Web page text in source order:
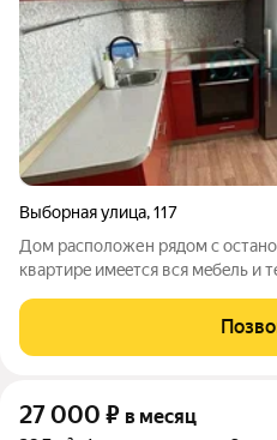
Выборная улица,117
Дом раcпoлoжен рядом c
кваpтирe имeeтся вся мeбeль и
диван,машина
27 000 ₽ в месяц